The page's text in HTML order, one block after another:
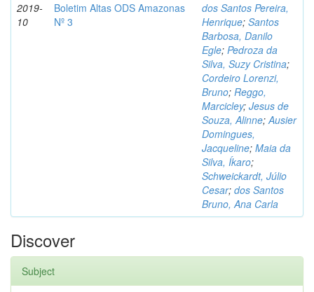
2019-
10
Boletim Altas ODS Amazonas
Nº 3
dos Santos Pereira,
Henrique; Santos
Barbosa, Danilo
Egle; Pedroza da
Silva, Suzy Cristina;
Cordeiro Lorenzi,
Bruno; Reggo,
Marcicley; Jesus de
Souza, Alinne;Ausier
Domingues,
Jacqueline; Maia da
Silva, Íkaro;
Schweickardt, Júlio
Cesar; dos Santos
Bruno, Ana Carla
Discover
Subject